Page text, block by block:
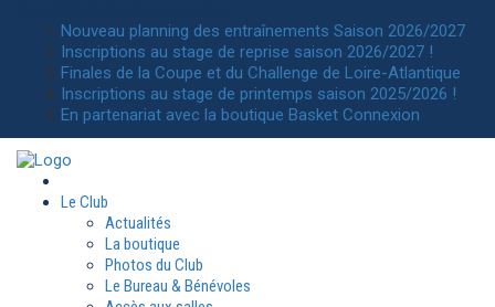
Nouveau planning des entraînements Saison 2026/2027
Inscriptions au stage de reprise saison 2026/2027 !
Finales de la Coupe et du Challenge de Loire-Atlantique
Inscriptions au stage de printemps saison 2025/2026 !
En partenariat avec la boutique Basket Connexion
Le Club
Actualités
La boutique
Photos du Club
Le Bureau & Bénévoles